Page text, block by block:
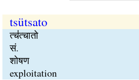
tsütsato
त्च॑त्चातो
सं.
शोषण
exploitation